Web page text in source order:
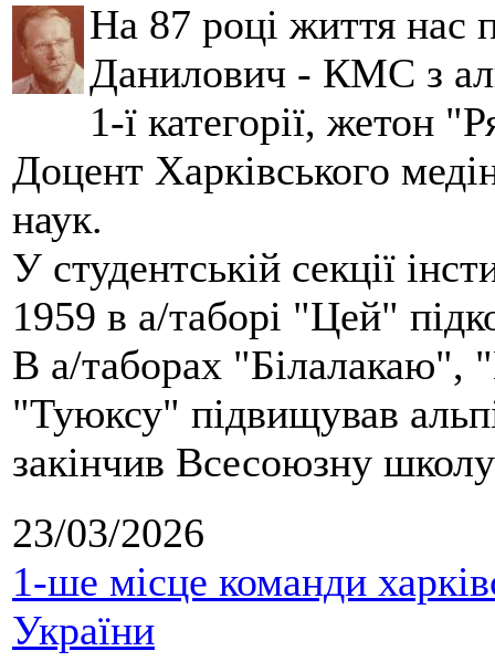
На 87 році життя нас
Данилович - КМС з
1-ї категорії, жетон
Доцент Харківського
наук.
У студентській секції
1959 в а/таборі "Цей"
В а/таборах "Білалакаю",
"Туюксу" підвищував
закінчив Всесоюзну
23/03/2026
1-ше місце команди
України